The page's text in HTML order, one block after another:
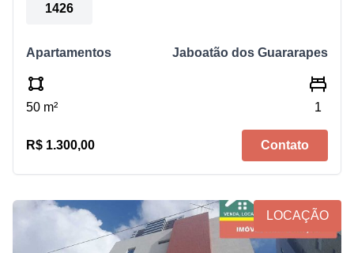
1426
Apartamentos Jaboatão dos Guararapes
50 m² 1
R$ 1.300,00 Contato
LOCAÇÃO